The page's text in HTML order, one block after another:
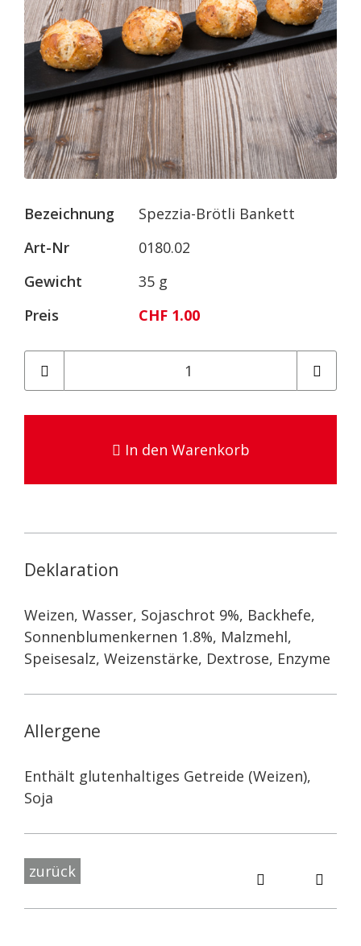
Bezeichnung
Spezzia-Brötli Bankett
Art-Nr
0180.02
Gewicht
35 g
Preis
CHF 1.00
In den Warenkorb
Deklaration
Weizen, Wasser, Sojaschrot 9%, Backhefe,
Sonnenblumenkernen 1.8%, Malzmehl,
Speisesalz, Weizenstärke, Dextrose, Enzyme
Allergene
Enthält glutenhaltiges Getreide (Weizen),
Soja
zurück